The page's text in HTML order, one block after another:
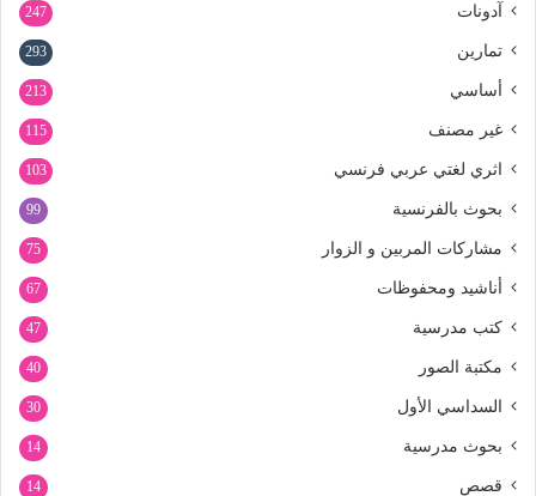
آدونات 247
تمارين 293
أساسي 213
غير مصنف 115
اثري لغتي عربي فرنسي 103
بحوث بالفرنسية 99
مشاركات المربين و الزوار 75
أناشيد ومحفوظات 67
كتب مدرسية 47
مكتبة الصور 40
السداسي الأول 30
بحوث مدرسية 14
قصص 14